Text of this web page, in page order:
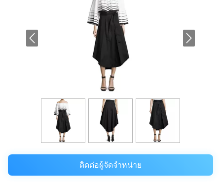
ติดต่อผู้จัดจำหน่าย